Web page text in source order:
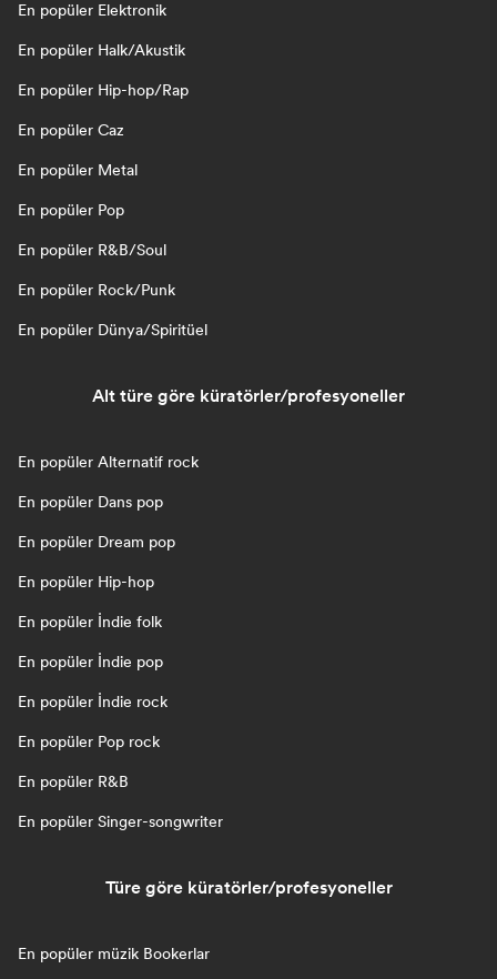
En popüler Elektronik
En popüler Halk/Akustik
En popüler Hip-hop/Rap
En popüler Caz
En popüler Metal
En popüler Pop
En popüler R&B/Soul
En popüler Rock/Punk
En popüler Dünya/Spiritüel
Alt türe göre küratörler/profesyoneller
En popüler Alternatif rock
En popüler Dans pop
En popüler Dream pop
En popüler Hip-hop
En popüler İndie folk
En popüler İndie pop
En popüler İndie rock
En popüler Pop rock
En popüler R&B
En popüler Singer-songwriter
Türe göre küratörler/profesyoneller
En popüler müzik Bookerlar